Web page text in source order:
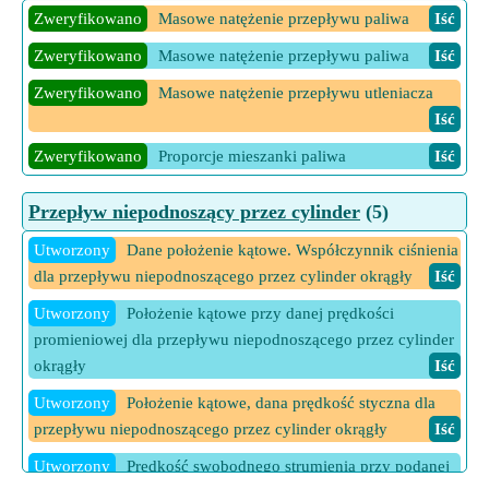
Zweryfikowano
Pole trójkąta przy użyciu boków B, C oraz
grzechu (A/2) i sekundy (A/2)
Iść
Zweryfikowano
Pole trójkąta wykorzystujące boki A, C i
Iść
3 Więcej kalkulatorów Pole trójkąta na podstawie stosunków
biorąc pod uwagę anomalię ekscentryczną hiperboliczną
Iść
Zweryfikowano Masowe natężenie przepływu paliwa Iść
Zweryfikowano Masowe natężenie przepływu paliwa Iść
Zweryfikowano
Masowe natężenie przepływu utleniacza
Iść
Zweryfikowano Proporcje mieszanki paliwa Iść
Przepływ niepodnoszący przez cylinder (5)
Utworzony
Dane położenie kątowe. Współczynnik ciśnienia
dla przepływu niepodnoszącego przez cylinder okrągły
Iść
Utworzony
Położenie kątowe przy danej prędkości
promieniowej dla przepływu niepodnoszącego przez cylinder
okrągły
Iść
Utworzony
Położenie kątowe, dana prędkość styczna dla
przepływu niepodnoszącego przez cylinder okrągły
Iść
Utworzony
Prędkość swobodnego strumienia przy podanej